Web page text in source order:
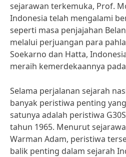
sejarawan terkemuka, Prof.
Indonesia telah mengalami
seperti masa penjajahan
melalui perjuangan para
Soekarno dan Hatta,
meraih kemerdekaannya
Selama perjalanan sejarah
banyak peristiwa penting
satunya adalah peristiwa
tahun 1965. Menurut
Warman Adam, peristiwa
balik penting dalam sejarah